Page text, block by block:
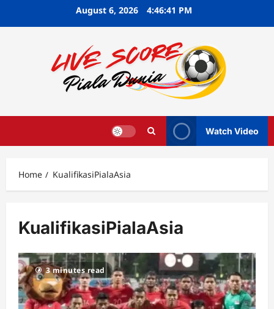
August 6, 2026 4:46:41 PM
Watch Video
Home KualifikasiPialaAsia
KualifikasiPialaAsia
3 minutes read